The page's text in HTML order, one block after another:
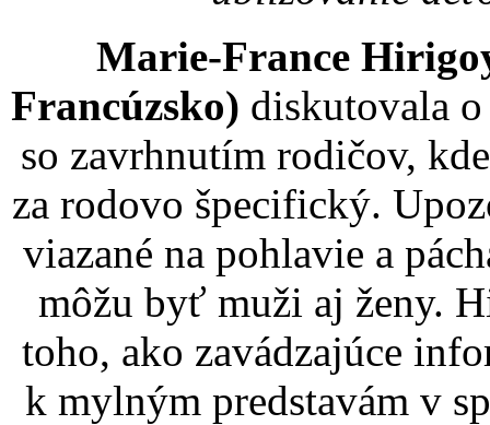
Marie-France
Francúzsko) diskutovala
so zavrhnutím rodičov,
za rodovo špecifický.
viazané na pohlavie a
môžu byť muži aj ženy.
toho, ako zavádzajúce
k mylným predstavám v